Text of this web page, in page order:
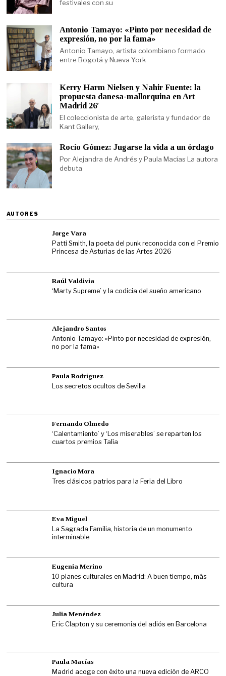
festivales con su
Antonio Tamayo: «Pinto por necesidad de
expresión, no por la fama»
Antonio Tamayo, artista colombiano formado
entre Bogotá y Nueva York
Kerry Harm Nielsen y Nahir Fuente: la
propuesta danesa-mallorquina en Art
Madrid 26′
El coleccionista de arte, galerista y fundador de
Kant Gallery,
Rocío Gómez: Jugarse la vida a un órdago
Por Alejandra de Andrés y Paula Macías La autora
debuta
AUTORES
Jorge Vara
Patti Smith, la poeta del punk reconocida con el Premio
Princesa de Asturias de las Artes 2026
Raúl Valdivia
‘Marty Supreme’ y la codicia del sueño americano
Alejandro Santos
Antonio Tamayo: «Pinto por necesidad de expresión,
no por la fama»
Paula Rodríguez
Los secretos ocultos de Sevilla
Fernando Olmedo
‘Calentamiento’ y ‘Los miserables’ se reparten los
cuartos premios Talía
Ignacio Mora
Tres clásicos patrios para la Feria del Libro
Eva Miguel
La Sagrada Familia, historia de un monumento
interminable
Eugenia Merino
10 planes culturales en Madrid: A buen tiempo, más
cultura
Julia Menéndez
Eric Clapton y su ceremonia del adiós en Barcelona
Paula Macías
Madrid acoge con éxito una nueva edición de ARCO